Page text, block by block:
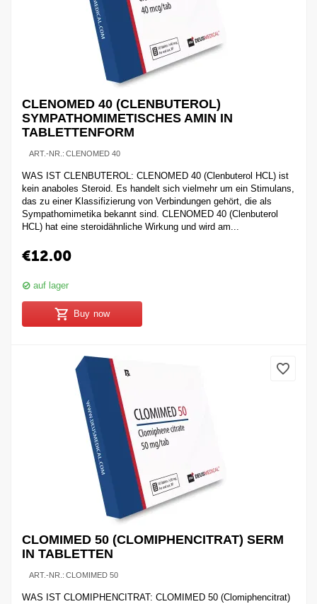
CLENOMED 40 (CLENBUTEROL)
SYMPATHOMIMETISCHES AMIN IN
TABLETTENFORM
ART.-NR.: CLENOMED 40
WAS IST CLENBUTEROL: CLENOMED 40 (Clenbuterol HCL) ist
kein anaboles Steroid. Es handelt sich vielmehr um ein Stimulans,
das zu einer Klassifizierung von Verbindungen gehört, die als
Sympathomimetika bekannt sind. CLENOMED 40 (Clenbuterol
HCL) hat eine steroidähnliche Wirkung und wird am...
€12.00
auf lager
Buy now
CLOMIMED 50 (CLOMIPHENCITRAT) SERM
IN TABLETTEN
ART.-NR.: CLOMIMED 50
WAS IST CLOMIPHENCITRAT: CLOMIMED 50 (Clomiphencitrat)